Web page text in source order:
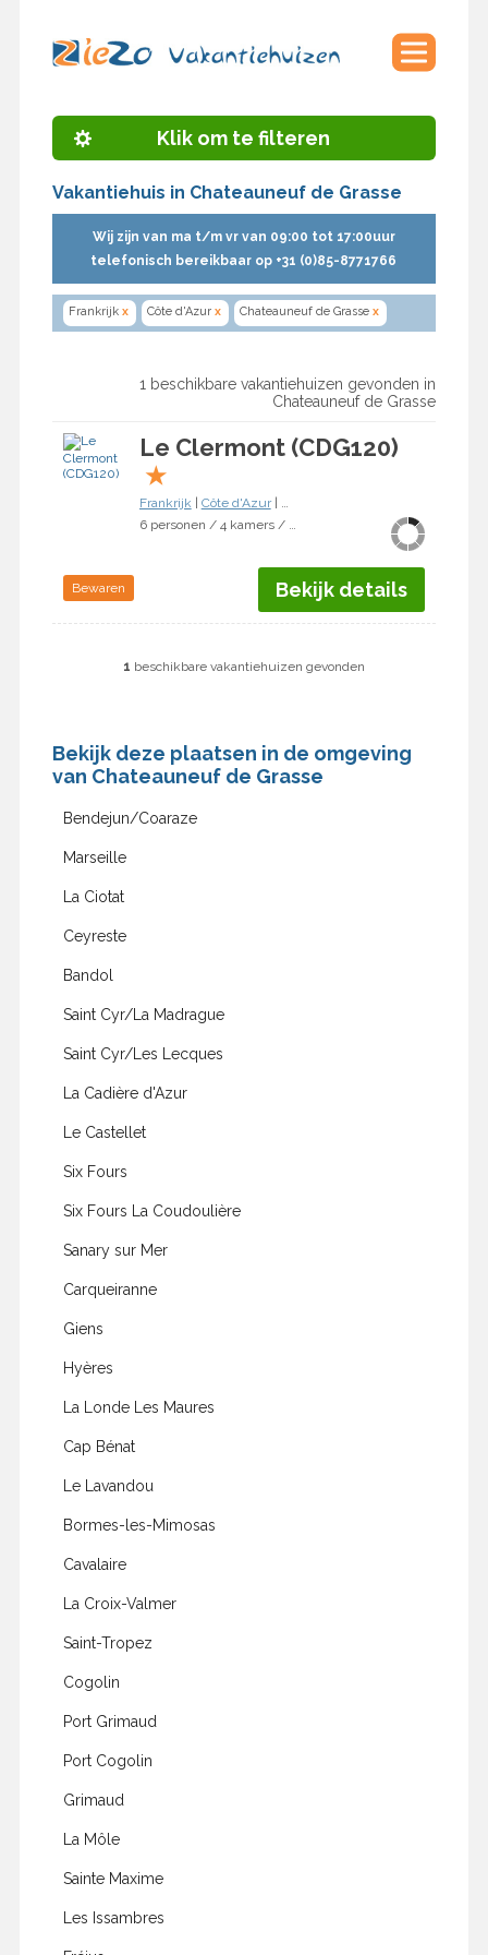
Klik om te filteren
Vakantiehuis in Chateauneuf de Grasse
Wij zijn van ma t/m vr van 09:00 tot 17:00uur
telefonisch bereikbaar op +31 (0)85-8771766
Frankrijk x Côte d'Azur x Chateauneuf de Grasse x
1 beschikbare vakantiehuizen gevonden in
Chateauneuf de Grasse
Le Clermont (CDG120)
★
Frankrijk Côte d'Azur| Chateauneuf de Grasse
6 personen / 4 kamers / 3 slaapkamers
Bewaren Bekijk details
1 beschikbare vakantiehuizen gevonden
Bekijk deze plaatsen in de omgeving
van Chateauneuf de Grasse
Bendejun/Coaraze
Marseille
La Ciotat
Ceyreste
Bandol
Saint Cyr/La Madrague
Saint Cyr/Les Lecques
La Cadière d'Azur
Le Castellet
Six Fours
Six Fours La Coudoulière
Sanary sur Mer
Carqueiranne
Giens
Hyères
La Londe Les Maures
Cap Bénat
Le Lavandou
Bormes-les-Mimosas
Cavalaire
La Croix-Valmer
Saint-Tropez
Cogolin
Port Grimaud
Port Cogolin
Grimaud
La Môle
Sainte Maxime
Les Issambres